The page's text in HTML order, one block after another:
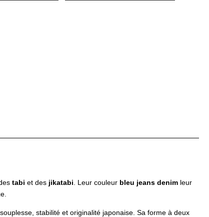
tabi et des jikatabi . Leur couleur bleu jeans denim leur
stabilité et originalité japonaise. Sa forme à deux